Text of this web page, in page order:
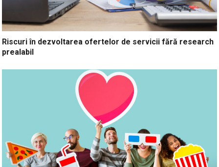
Riscuri în dezvoltarea ofertelor de servicii fără research
prealabil